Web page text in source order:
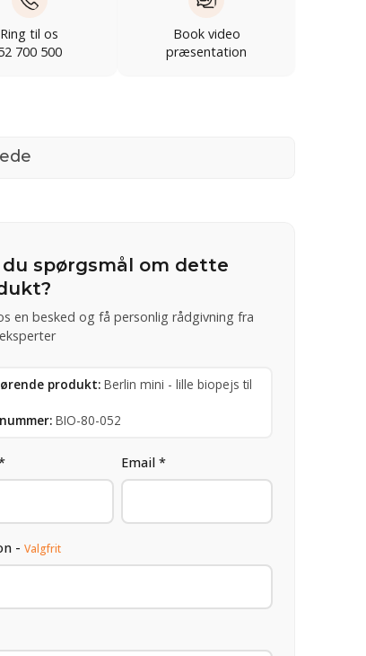
Ring til os
700 500
Book video
præsentation
du spørgsmål om dette
en besked og få personlig rådgivning fra
produkt: Berlin mini - lille biopejs til
BIO-80-052
Email *
- Valgfrit